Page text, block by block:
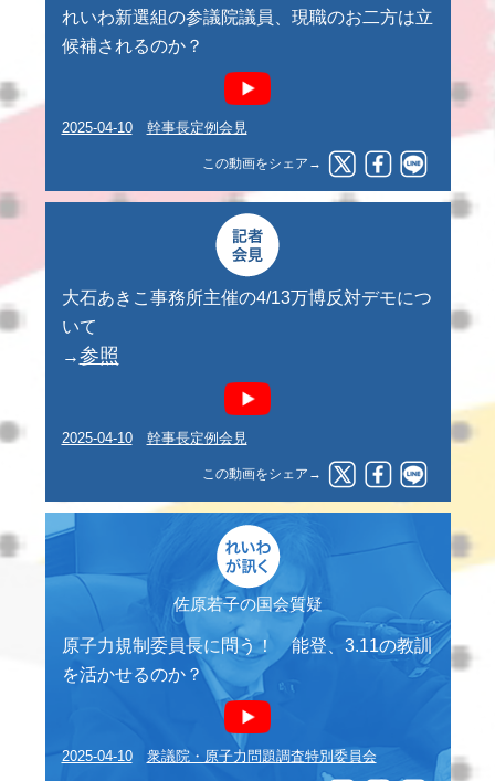
れいわ新選組の参議院議員、現職のお二方は立
候補されるのか？
2025-04-10 幹事長定例会見
この動画をシェア→
大石あきこ事務所主催の4/13万博反対デモにつ
いて
→参照
2025-04-10 幹事長定例会見
この動画をシェア→
佐原若子の国会質疑
原子力規制委員長に問う！ 能登、3.11の教訓
を活かせるのか？
2025-04-10 衆議院・原子力問題調査特別委員会